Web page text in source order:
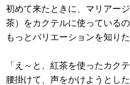
初めて来たときに、マリアー
茶）をカクテルに使っている
もっとバリエーションを知り
「え～と、紅茶を使ったカ
腰掛けて、声をかけようとし